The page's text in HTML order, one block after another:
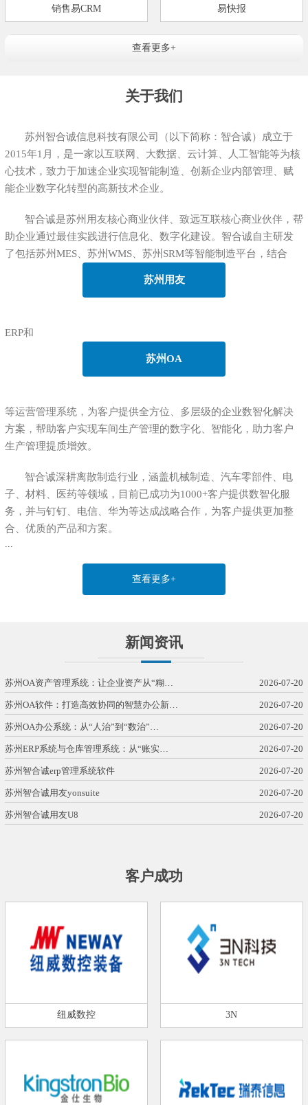
销售易CRM 易快报
查看更多+
关于我们
苏州智合诚信息科技有限公司（以下简称：智合诚）成立于
2015年1月，是一家以互联网、大数据、云计算、人工智能等为核
心技术，致力于加速企业实现智能制造、创新企业内部管理、赋
能企业数字化转型的高新技术企业。
智合诚是苏州用友核心商业伙伴、致远互联核心商业伙伴，帮
助企业通过最佳实践进行信息化、数字化建设。智合诚自主研发
了包括苏州MES、苏州WMS、苏州SRM等智能制造平台，结合
苏州用友
ERP和
苏州OA
等运营管理系统，为客户提供全方位、多层级的企业数智化解决
方案，帮助客户实现车间生产管理的数字化、智能化，助力客户
生产管理提质增效。
智合诚深耕离散制造行业，涵盖机械制造、汽车零部件、电
子、材料、医药等领域，目前已成功为1000+客户提供数智化服
务，并与钉钉、电信、华为等达成战略合作，为客户提供更加整
合、优质的产品和方案。
...
查看更多+
新闻资讯
苏州OA资产管理系统：让企业资产从“糊… 2026-07-20
苏州OA软件：打造高效协同的智慧办公新… 2026-07-20
苏州OA办公系统：从“人治”到“数治”… 2026-07-20
苏州ERP系统与仓库管理系统：从“账实… 2026-07-20
苏州智合诚erp管理系统软件 2026-07-20
苏州智合诚用友yonsuite 2026-07-20
苏州智合诚用友U8 2026-07-20
客户成功
纽威数控 3N